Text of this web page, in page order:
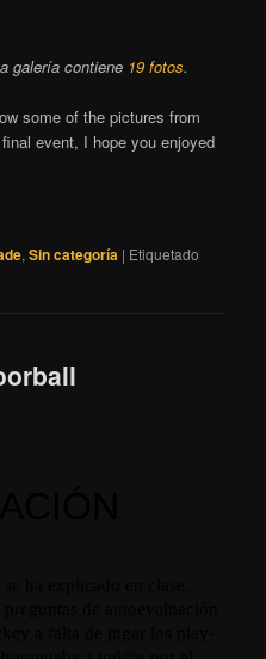
galería contiene 19 fotos.
some of the pictures from
event, I hope you enjoyed
,Sin categoría | Etiquetado